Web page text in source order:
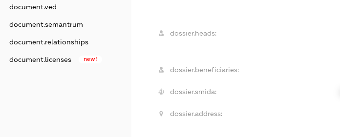
document.ved
document.semantrum
document.relationships
document.licenses new!
dossier.heads:
dossier.beneficiaries:
dossier.smida:
dossier.address: